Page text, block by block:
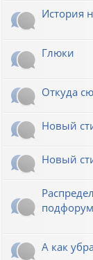
История
Глюки
Откуда
Новый
Новый
А как